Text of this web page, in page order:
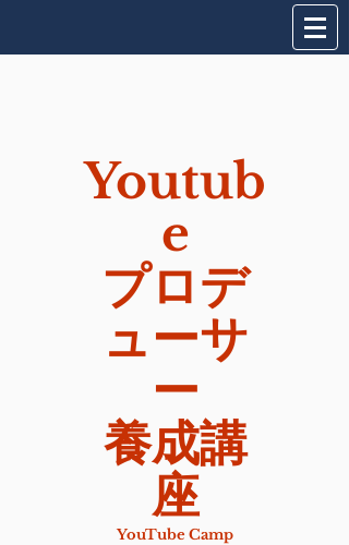
Youtub
e
プロデ
ューサ
ー
​養成講
座
YouTube Camp